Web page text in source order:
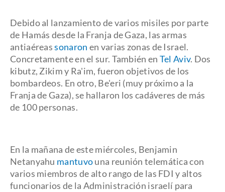
Debido al lanzamiento de varios misiles por parte
de Hamás desde la Franja de Gaza, las armas
antiaéreassonaron en varias zonas de Israel.
Concretamente en el sur. También en Tel Aviv. Dos
kibutz, Zikim y Ra'im, fueron objetivos de los
bombardeos. En otro, Be'eri (muy próximo a la
Franja de Gaza), se hallaron los cadáveres de más
de 100 personas.
En la mañana de este miércoles, Benjamin
Netanyahu mantuvouna reunión telemática con
varios miembros de alto rango de las FDI y altos
funcionarios de la Administración israelí para